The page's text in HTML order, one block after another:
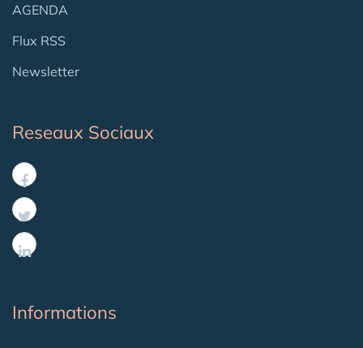
AGENDA
Flux RSS
Newsletter
Reseaux Sociaux
Informations